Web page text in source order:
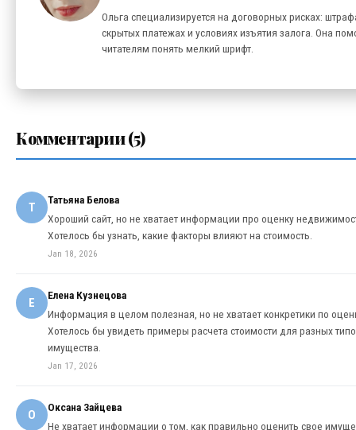
Ольга специализируется на договорных рисках:
скрытых платежах и условиях изъятия залога. Она
читателям понять мелкий шрифт.
Комментарии (5)
Т
Татьяна Белова
Хороший сайт, но не хватает информации про оценку
Хотелось бы узнать, какие факторы влияют на стоимость.
Jan 18, 2026
Е
Елена Кузнецова
Информация в целом полезная, но не хватает конкретики по
Хотелось бы увидеть примеры расчета стоимости для разных
имущества.
Jan 17, 2026
О
Оксана Зайцева
Не хватает информации о том, как правильно оценить свое